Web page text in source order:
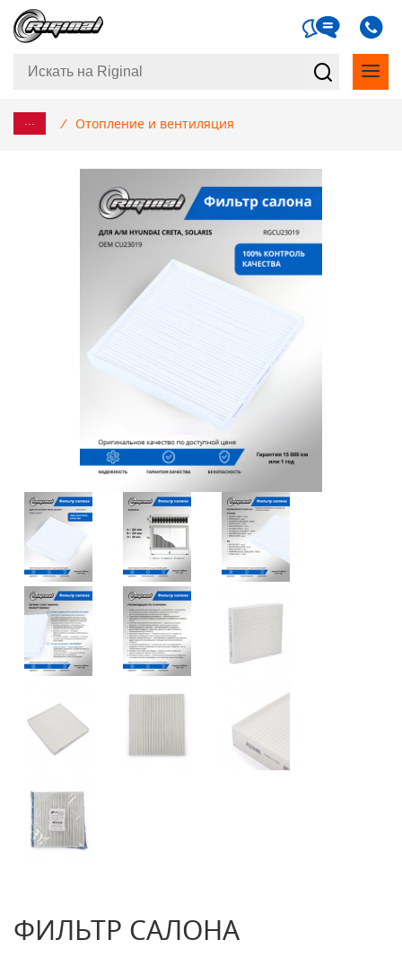
... / Отопление и вентиляция
ФИЛЬТР САЛОНА